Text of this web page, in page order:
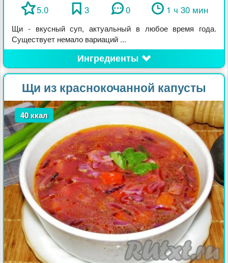
5.0 3 0 1 ч 30 мин
Щи - вкусный суп, актуальный в любое время года.
Существует немало вариаций ...
Ингредиенты
Щи из краснокочанной капусты
40 ккал